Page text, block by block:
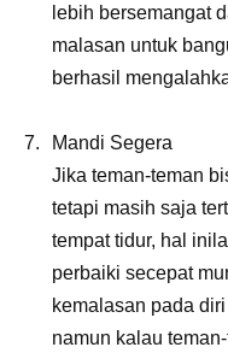
lebih bersemangat
malasan untuk
berhasil
Mandi Segera
Jika teman-teman
tetapi masih saja
tempat tidur, hal
perbaiki secepat
kemalasan pada
namun kalau